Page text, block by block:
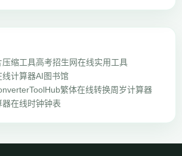
压缩工具高考招生网在线实用工具
线计算器AI图书馆
ToolHub繁体在线转换周岁计算器
器在线时钟钟表